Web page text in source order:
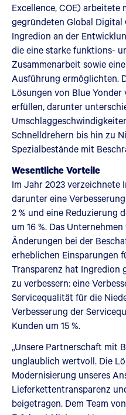
Excellence, COE)
gegründeten Global Digital
Ingredion an der
die eine starke funktions-
Zusammenarbeit sowie
Ausführung ermöglichten.
Lösungen von Blue
erfüllen, darunter
Schnelldrehern bis hin zu
Spezialbestände mit
Wesentliche Vorteile
Im Jahr 2023 verzeichnete
darunter eine
2 % und eine Reduzierung
um 16 %. Das
Änderungen bei der
erheblichen Einsparungen
Transparenz hat Ingredion
zu verbessern: eine
Servicequalität für die
Verbesserung der
Kunden um 15 %.
„Unsere Partnerschaft mit
unglaublich wertvoll. Die
Modernisierung unseres
Lieferkettentransparenz
beigetragen. Dem Team